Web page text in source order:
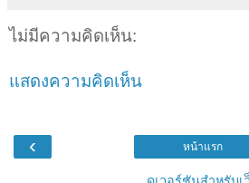
ไม่มีความคิดเห็น:
แสดงความคิดเห็น
‹ หน้าแรก